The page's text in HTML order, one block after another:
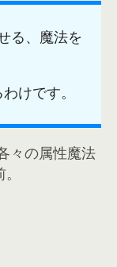
る、魔法を
けです。
々の属性魔法